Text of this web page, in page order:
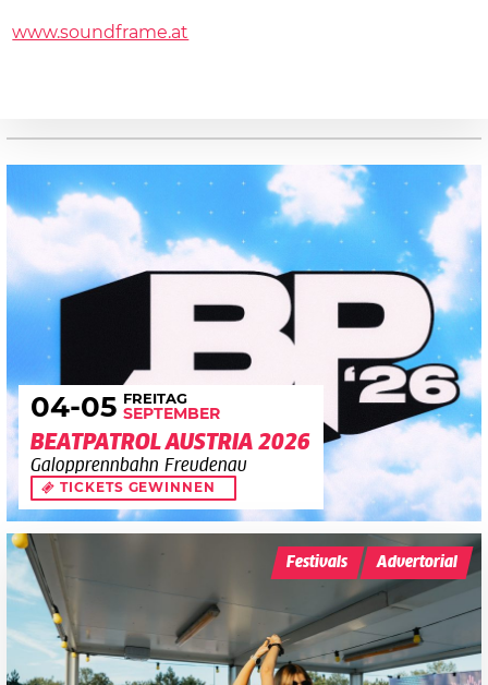
www.soundframe.at
04-05 FREITAG
SEPTEMBER
BEATPATROL AUSTRIA 2026
Galopprennbahn Freudenau
TICKETS GEWINNEN
Festivals Advertorial